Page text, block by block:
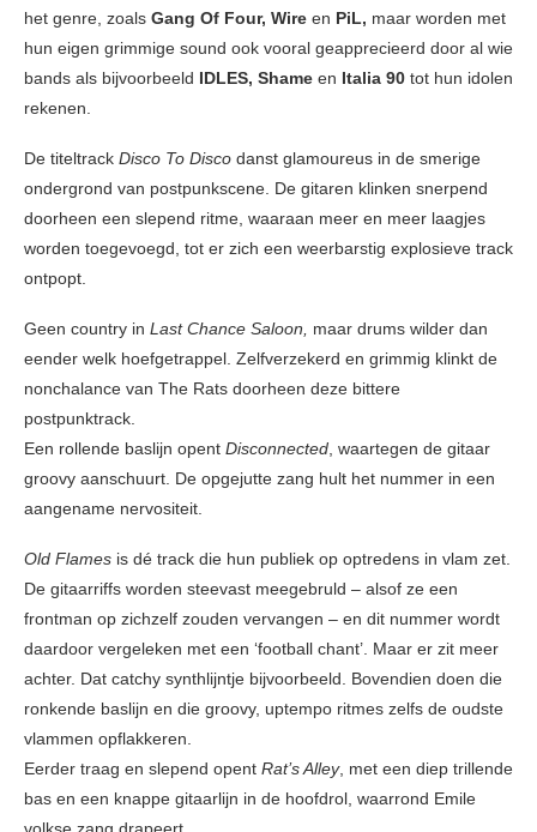
het genre, zoals Gang Of Four, Wire en PiL, maar worden met
hun eigen grimmige sound ook vooral geapprecieerd door al wie
bands als bijvoorbeeld IDLES, Shame en Italia 90 tot hun idolen
rekenen.
De titeltrack Disco To Disco danst glamoureus in de smerige
ondergrond van postpunkscene. De gitaren klinken snerpend
doorheen een slepend ritme, waaraan meer en meer laagjes
worden toegevoegd, tot er zich een weerbarstig explosieve track
ontpopt.
Geen country in Last Chance Saloon, maar drums wilder dan
eender welk hoefgetrappel. Zelfverzekerd en grimmig klinkt de
nonchalance van The Rats doorheen deze bittere
postpunktrack.
Een rollende baslijn opent Disconnected, waartegen de gitaar
groovy aanschuurt. De opgejutte zang hult het nummer in een
aangename nervositeit.
Old Flames is dé track die hun publiek op optredens in vlam zet.
De gitaarriffs worden steevast meegebruld – alsof ze een
frontman op zichzelf zouden vervangen – en dit nummer wordt
daardoor vergeleken met een ‘football chant’. Maar er zit meer
achter. Dat catchy synthlijntje bijvoorbeeld. Bovendien doen die
ronkende baslijn en die groovy, uptempo ritmes zelfs de oudste
vlammen opflakkeren.
Eerder traag en slepend opent Rat’s Alley, met een diep trillende
bas en een knappe gitaarlijn in de hoofdrol, waarrond Emile